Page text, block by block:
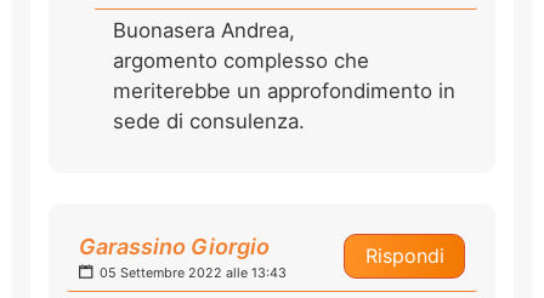
Buonasera Andrea,
argomento complesso che
meriterebbe un approfondimento in
sede di consulenza.
Rispondi
Garassino Giorgio
05 Settembre 2022 alle 13:43